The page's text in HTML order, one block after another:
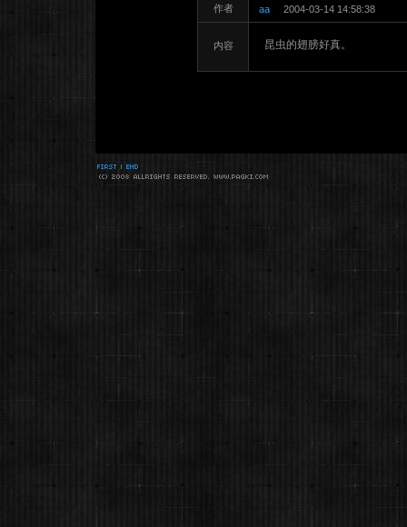
作者 aa 2004-03-14 14:58:38
内容 昆虫的翅膀好真。